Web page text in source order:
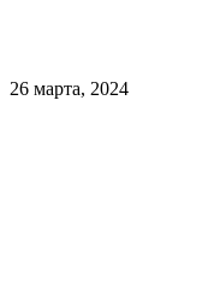
26 марта, 2024